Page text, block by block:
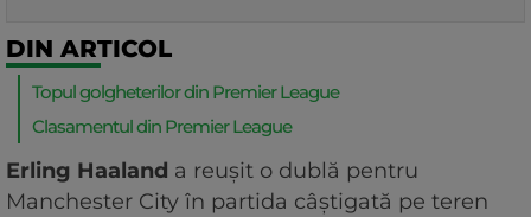
DIN ARTICOL
Topul golgheterilor din Premier League
Clasamentul din Premier League
Erling Haaland a reuşit o dublă pentru
Manchester City în partida câştigată pe teren